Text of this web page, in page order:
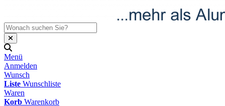
Menü
Anmelden
Wunsch
Liste Wunschliste
Waren
Korb Warenkorb